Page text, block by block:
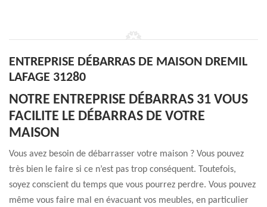
ENTREPRISE DÉBARRAS DE MAISON DREMIL
LAFAGE 31280
NOTRE ENTREPRISE DÉBARRAS 31 VOUS
FACILITE LE DÉBARRAS DE VOTRE
MAISON
Vous avez besoin de débarrasser votre maison ? Vous pouvez
très bien le faire si ce n’est pas trop conséquent. Toutefois,
soyez conscient du temps que vous pourrez perdre. Vous pouvez
même vous faire mal en évacuant vos meubles, en particulier